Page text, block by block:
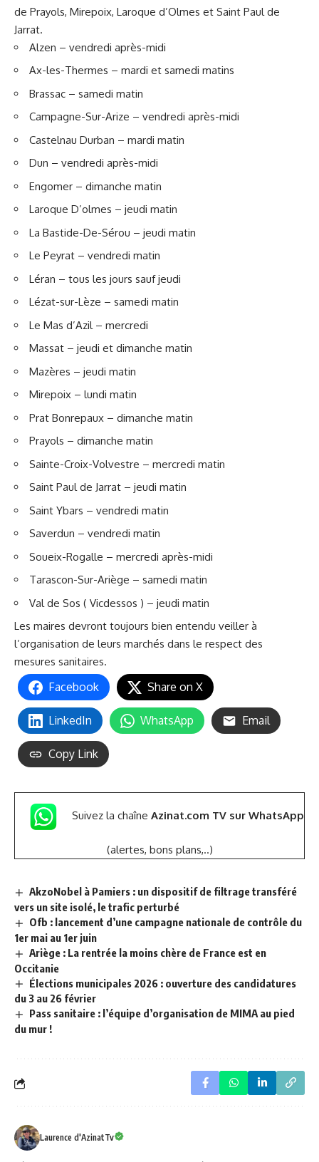
de Prayols, Mirepoix, Laroque d’Olmes et Saint Paul de
Jarrat.
Alzen – vendredi après-midi
Ax-les-Thermes – mardi et samedi matins
Brassac – samedi matin
Campagne-Sur-Arize – vendredi après-midi
Castelnau Durban – mardi matin
Dun – vendredi après-midi
Engomer – dimanche matin
Laroque D’olmes – jeudi matin
La Bastide-De-Sérou – jeudi matin
Le Peyrat – vendredi matin
Léran – tous les jours sauf jeudi
Lézat-sur-Lèze – samedi matin
Le Mas d’Azil – mercredi
Massat – jeudi et dimanche matin
Mazères – jeudi matin
Mirepoix – lundi matin
Prat Bonrepaux – dimanche matin
Prayols – dimanche matin
Sainte-Croix-Volvestre – mercredi matin
Saint Paul de Jarrat – jeudi matin
Saint Ybars – vendredi matin
Saverdun – vendredi matin
Soueix-Rogalle – mercredi après-midi
Tarascon-Sur-Ariège – samedi matin
Val de Sos ( Vicdessos ) – jeudi matin
Les maires devront toujours bien entendu veiller à
l’organisation de leurs marchés dans le respect des
mesures sanitaires.
Facebook Share on X
LinkedIn WhatsApp Email
Copy Link
Suivez la chaîne Azinat.com TV sur WhatsApp
(alertes, bons plans,..)
AkzoNobel à Pamiers : un dispositif de filtrage transféré
vers un site isolé, le trafic perturbé
Ofb : lancement d’une campagne nationale de contrôle du
1er mai au 1er juin
Ariège : La rentrée la moins chère de France est en
Occitanie
Élections municipales 2026 : ouverture des candidatures
du 3 au 26 février
Pass sanitaire : l’équipe d’organisation de MIMA au pied
du mur !
Laurence d'AzinatTv